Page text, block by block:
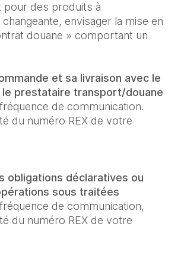
pour des produits à
envisager la mise en
douane » comportant un
et sa livraison avec le
prestataire transport/douane
de communication.
du numéro REX de votre
obligations déclaratives ou
sous traitées
de communication,
du numéro REX de votre